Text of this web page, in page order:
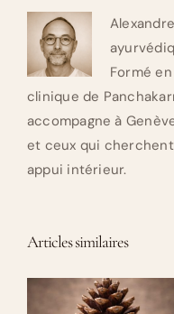
Formé
clinique de
accompagne à
et ceux qui
appui intérieur.
Articles similaires